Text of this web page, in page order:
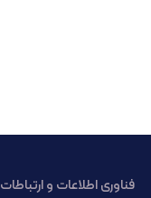
فناوری اطلاعات و ارتباطات